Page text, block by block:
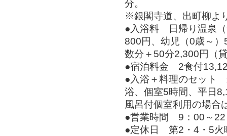
分。
※銀閣寺道、出町柳よ
●入浴料 日帰り温泉
800円、幼児（0歳～
数分＋50分2,300円（
●宿泊料金 2食付
●入浴＋料理のセット
浴、個室5時間、平日
風呂付個室利用の場合
●営業時間 9：00～22
●定休日 第2・4・5火